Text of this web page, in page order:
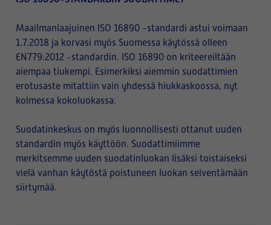
Maailmanlaajuinen ISO 16890 -standardi astui voimaan
1.7.2018 ja korvasi myös Suomessa käytössä olleen
EN779:2012 -standardin. ISO 16890 on kriteereiltään
aiempaa tiukempi. Esimerkiksi aiemmin suodattimien
erotusaste mitattiin vain yhdessä hiukkaskoossa, nyt
kolmessa kokoluokassa.
Suodatinkeskus on myös luonnollisesti ottanut uuden
standardin myös käyttöön. Suodattimiimme
merkitsemme uuden suodatinluokan lisäksi toistaiseksi
vielä vanhan käytöstä poistuneen luokan selventämään
siirtymää.